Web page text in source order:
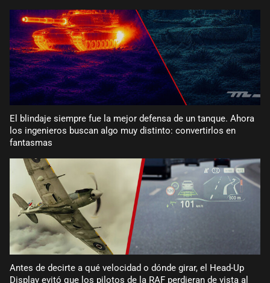
El blindaje siempre fue la mejor defensa de un tanque. Ahora
los ingenieros buscan algo muy distinto: convertirlos en
fantasmas
Antes de decirte a qué velocidad o dónde girar, el Head-Up
Display evitó que los pilotos de la RAF perdieran de vista al